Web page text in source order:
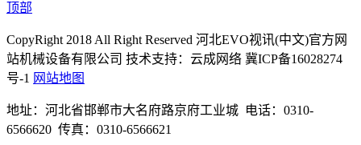
顶部
CopyRight 2018 All Right Reserved 河北EVO视讯(中文)官方网
站机械设备有限公司 技术支持：云成网络 冀ICP备16028274
号-1 网站地图
地址：河北省邯郸市大名府路京府工业城 电话：0310-
6566620 传真：0310-6566621